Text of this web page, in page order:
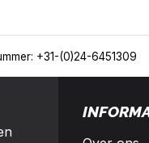
een zakelijk account